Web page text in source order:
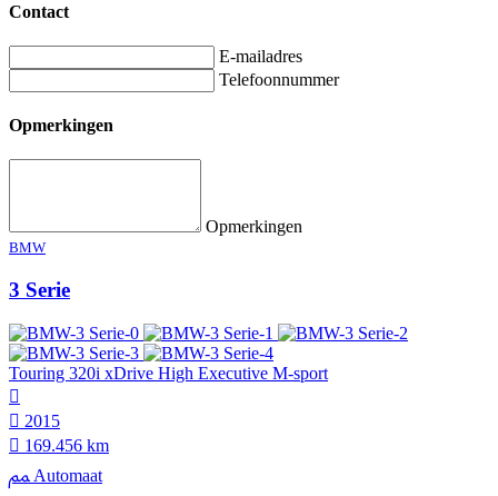
Contact
E-mailadres
Telefoonnummer
Opmerkingen
Opmerkingen
BMW
3 Serie
Touring 320i xDrive High Executive M-sport
2015
169.456 km
Automaat